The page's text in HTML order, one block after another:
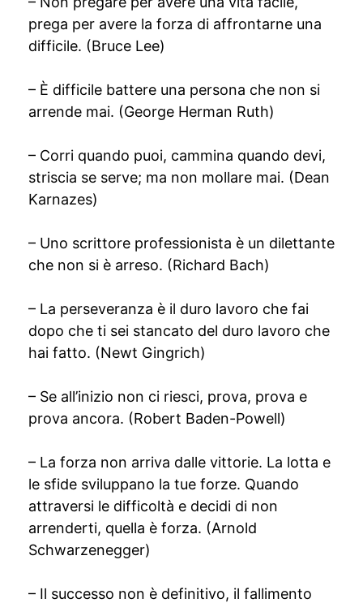
prega per avere la forza di affrontarne una
difficile. (Bruce Lee)
– È difficile battere una persona che non si
arrende mai. (George Herman Ruth)
– Corri quando puoi, cammina quando devi,
striscia se serve; ma non mollare mai. (Dean
Karnazes)
– Uno scrittore professionista è un dilettante
che non si è arreso. (Richard Bach)
– La perseveranza è il duro lavoro che fai
dopo che ti sei stancato del duro lavoro che
hai fatto. (Newt Gingrich)
– Se all’inizio non ci riesci, prova, prova e
prova ancora. (Robert Baden-Powell)
– La forza non arriva dalle vittorie. La lotta e
le sfide sviluppano la tue forze. Quando
attraversi le difficoltà e decidi di non
arrenderti, quella è forza. (Arnold
Schwarzenegger)
– Il successo non è definitivo, il fallimento